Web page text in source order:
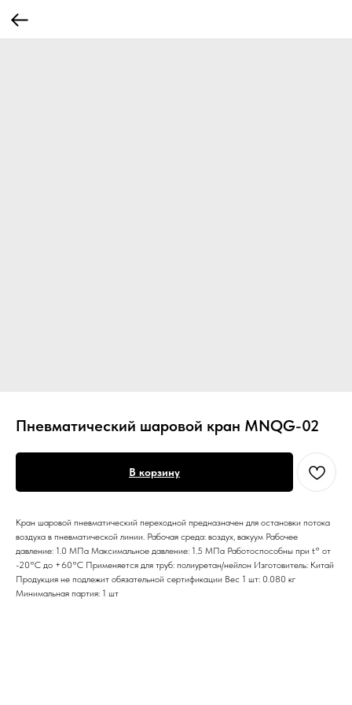
Пневматический шаровой кран MNQG-02
В корзину
Кран шаровой пневматический переходной предназначен для остановки потока
воздуха в пневматической линии. Рабочая среда: воздух, вакуум Рабочее
давление: 1.0 МПа Максимальное давление: 1.5 МПа Работоспособны при t° от
-20°С до +60°С Применяется для труб: полиуретан/нейлон Изготовитель: Китай
Продукция не подлежит обязательной сертификации Вес 1 шт: 0.080 кг
Минимальная партия: 1 шт